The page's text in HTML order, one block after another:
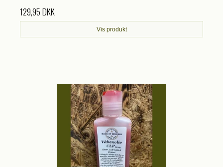
129,95 DKK
Vis produkt